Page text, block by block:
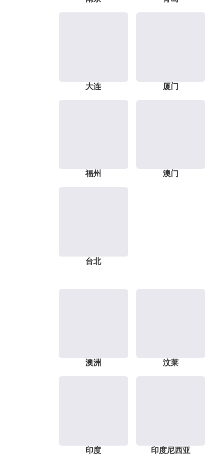
大连 厦门
福州 澳门
台北
澳洲 汶莱
印度 印度尼西亚